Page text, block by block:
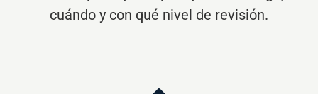
Revisamos idioma, extensión,